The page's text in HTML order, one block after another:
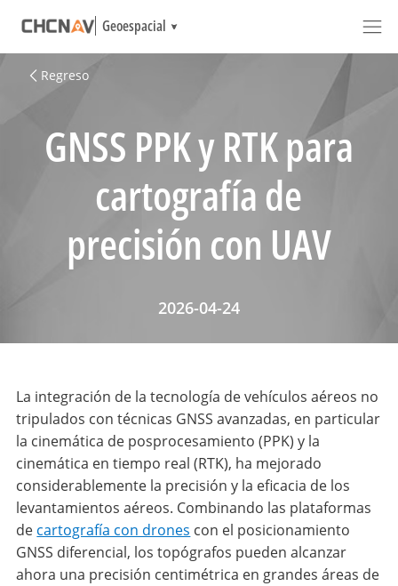
Geoespacial
Regreso
GNSS PPK y RTK para
cartografía de
precisión con UAV
2026-04-24
La integración de la tecnología de vehículos aéreos no
tripulados con técnicas GNSS avanzadas, en particular
la cinemática de posprocesamiento (PPK) y la
cinemática en tiempo real (RTK), ha mejorado
considerablemente la precisión y la eficacia de los
levantamientos aéreos. Combinando las plataformas
de cartografía con drones con el posicionamiento
GNSS diferencial, los topógrafos pueden alcanzar
ahora una precisión centimétrica en grandes áreas de